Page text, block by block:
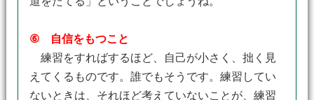
⑥ 自信をもつこと
練習をすればするほど、自己が小さく、拙く見
えてくるものです。誰でもそうです。練習してい
ないときは、それほど考えていないことが、練習